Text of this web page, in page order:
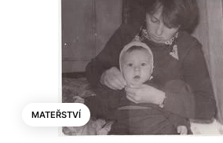
MATEŘSTVÍ